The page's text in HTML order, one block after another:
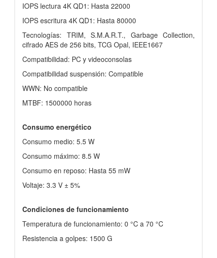
IOPS lectura 4K QD1: Hasta 22000
IOPS escritura 4K QD1: Hasta 80000
Tecnologías: TRIM, S.M.A.R.T., Garbage Collection,
cifrado AES de 256 bits, TCG Opal, IEEE1667
Compatibilidad: PC y videoconsolas
Compatibilidad suspensión: Compatible
WWN: No compatible
MTBF: 1500000 horas
Consumo energético
Consumo medio: 5.5 W
Consumo máximo: 8.5 W
Consumo en reposo: Hasta 55 mW
Voltaje: 3.3 V ± 5%
Condiciones de funcionamiento
Temperatura de funcionamiento: 0 °C a 70 °C
Resistencia a golpes: 1500 G